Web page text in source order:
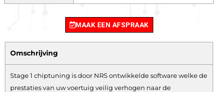
MAAK EEN AFSPRAAK
Omschrijving
Stage 1 chiptuning is door NRS ontwikkelde software welke de
prestaties van uw voertuig veilig verhogen naar de